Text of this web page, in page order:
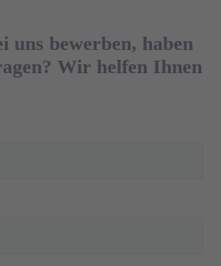
uns bewerben, haben
Wir helfen Ihnen